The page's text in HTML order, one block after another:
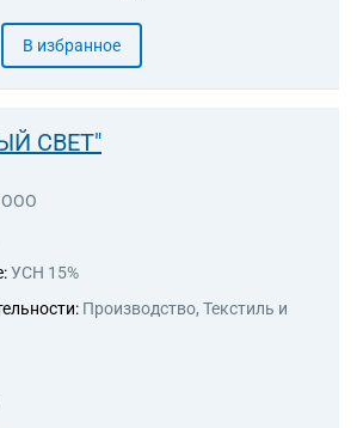
В избранное
СВЕТ"
ООО
УСН 15%
Производство, Текстиль и